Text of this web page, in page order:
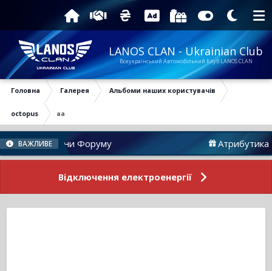
LANOS CLAN - Ukrainian Club
Всеукраїнський Автомобільний Клуб LANOS CLAN
Головна Галерея Альбоми наших користувачів
octopus aa
ВАЖЛИВЕ
Новини Форуму Атрибутика
Відключення електроенергії